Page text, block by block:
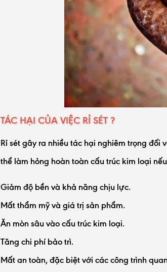
TÁC HẠI CỦA VIỆC RỈ SÉT ?
Rỉ sét gây ra nhiều tác hại nghiêm trọng
thể làm hỏng hoàn toàn cấu trúc kim loại
Giảm độ bền và khả năng chịu lực.
Mất thẩm mỹ và giá trị sản phẩm.
Ăn mòn sâu vào cấu trúc kim loại.
Tăng chi phí bảo trì.
Mất an toàn, đặc biệt với các công trình